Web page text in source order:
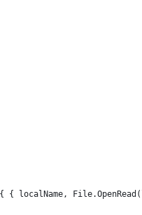
{ localName,